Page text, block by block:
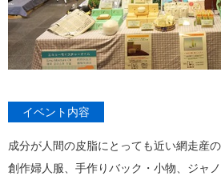
イベント内容
成分が人間の皮脂にとっても近い網走産
創作婦人服、手作りバック・小物、ジャ